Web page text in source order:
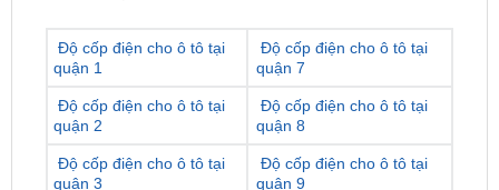
Độ cốp điện cho ô tô tại
quận 2
Độ cốp điện cho ô tô tại
quận 8
Độ cốp điện cho ô tô tại
quận 3
Độ cốp điện cho ô tô tại
quận 9
Độ cốp điện cho ô tô tại
quận 4
Độ cốp điện cho ô tô tại
quận 10